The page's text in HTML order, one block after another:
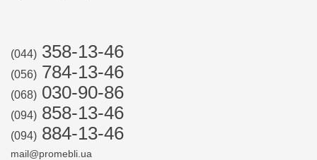
(044) 358-13-46
(056) 784-13-46
(068) 030-90-86
(094) 858-13-46
(094) 884-13-46
mail@promebli.ua